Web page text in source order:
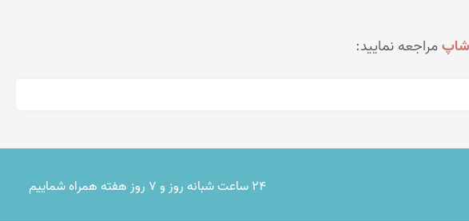
شاپمراجعه نمایید:
۲۴ ساعت شبانه روز و ۷ روز هفته همراه شماییم